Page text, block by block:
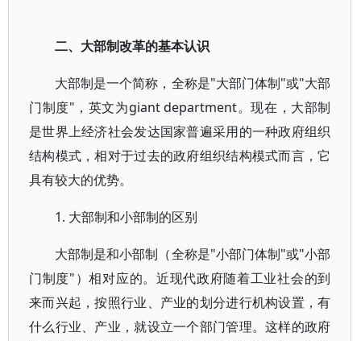
二、大部制改革的基本认识
大部制是一个简称，全称是"大部门体制"或"大部
门制度"，英文为giant department。现在，大部制
是世界上经济社会发达国家普遍采用的一种政府组织
结构模式，相对于过去的政府组织结构模式而言，它
具有较大的优势。
1. 大部制和小部制的区别
大部制是和小部制（全称是"小部门体制"或"小部
门制度"）相对应的。近现代政府随着工业社会的到
来而兴起，按照行业、产业的划分进行机构设置，有
什么行业、产业，就设立一个部门管理。这样的政府